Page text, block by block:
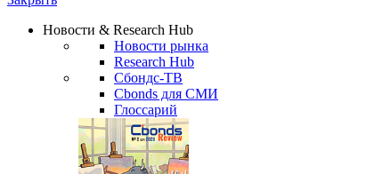
Надстройка XLS
Сбондс Люди
Новости & Research Hub
Новости рынка
Research Hub
Сбондс-ТВ
Cbonds для СМИ
Глоссарий